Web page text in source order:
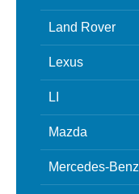
Land Rover
Lexus
LI
Mazda
Mercedes-Benz